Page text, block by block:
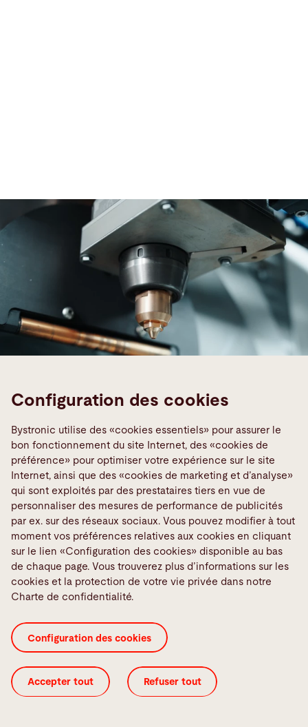
Cutting Warranty Premium
Vous découpez, nous étendons la garantie.
Bystronic offre dès à présent jusqu’à cinq ans de
garantie sur les sources laser, le système
alimentation par fibre optique ainsi que sur la tête
de découpe. Cette nouvelle offre apporte encore
plus de sécurité au client en matière de découpe
laser à fibres optiques.
œuvre avec succès la technologie laser à fibres
dans l’usinage de tôles. Nous développons cette
technologie de découpe jusque dans les moindres
détails. En faisant l’acquisition de nos systèmes de
Configuration des cookies
Bystronic utilise des «cookies essentiels» pour assurer le
bon fonctionnement du site Internet, des «cookies de
préférence» pour optimiser votre expérience sur le site
Internet, ainsi que des «cookies de marketing et d’analyse»
qui sont exploités par des prestataires tiers en vue de
personnaliser des mesures de performance de publicités
par ex. sur des réseaux sociaux. Vous pouvez modifier à tout
moment vos préférences relatives aux cookies en cliquant
sur le lien «Configuration des cookies» disponible au bas
de chaque page. Vous trouverez plus d’informations sur les
cookies et la protection de votre vie privée dans notre
Charte de confidentialité.
Configuration des cookies
Accepter tout Refuser tout